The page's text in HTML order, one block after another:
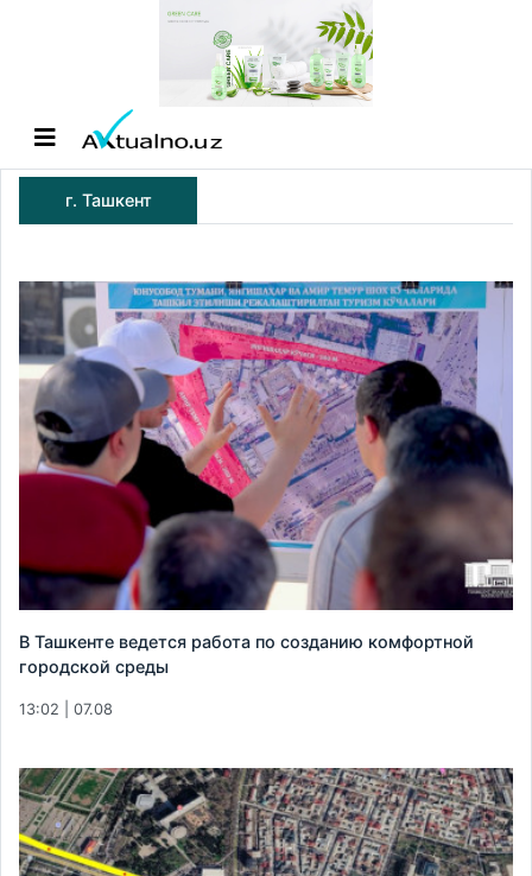
г. Ташкент
В Ташкенте ведется работа по созданию комфортной
городской среды
13:02 | 07.08